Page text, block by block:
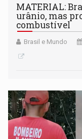
MATERIAL:
urânio, mas
combustível
Brasil e Mundo